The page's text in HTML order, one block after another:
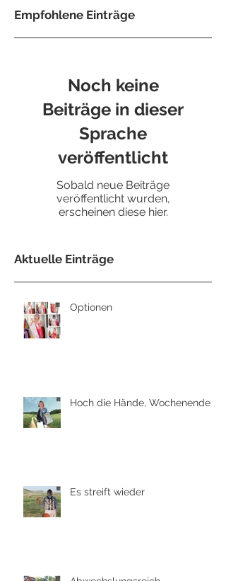
Empfohlene Einträge
Noch keine
Beiträge in dieser
Sprache
veröffentlicht
Sobald neue Beiträge
veröffentlicht wurden,
erscheinen diese hier.
Aktuelle Einträge
Optionen
Hoch die Hände, Wochenende
Es streift wieder